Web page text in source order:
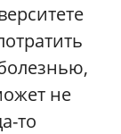
не
то